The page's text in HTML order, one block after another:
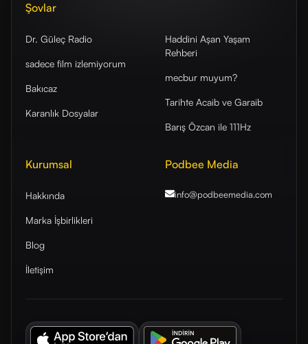
Şovlar
Dr. Güleç Radio
sadece film izlemiyorum
Bakıcaz
Karanlık Dosyalar
Haddini Aşan Yaşam
Rehberi
mecbur muyum?
Tarihte Acaib ve Garaib
Barış Özcan ile 111Hz
Kurumsal
Hakkında
Marka İşbirlikleri
Blog
İletişim
Podbee Media
info@podbeemedia.com